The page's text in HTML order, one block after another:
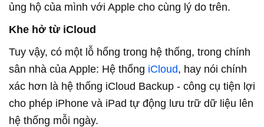
ủng hộ của mình với Apple cho cùng lý do trên.
Khe hở từ iCloud
Tuy vậy, có một lỗ hổng trong hệ thống, trong chính
sân nhà của Apple: Hệ thống iCloud, hay nói chính
xác hơn là hệ thống iCloud Backup - công cụ tiện lợi
cho phép iPhone và iPad tự động lưu trữ dữ liệu lên
hệ thống mỗi ngày.